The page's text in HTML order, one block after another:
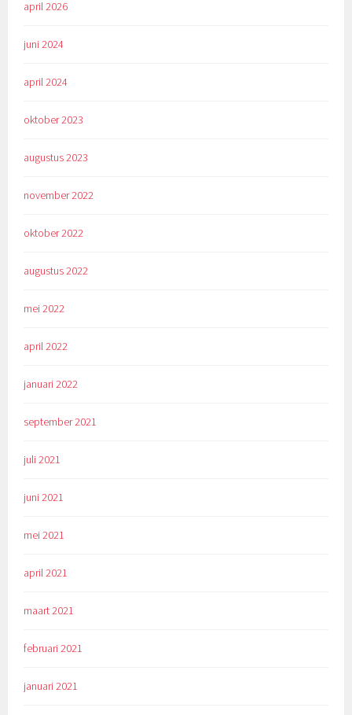
april 2026
juni 2024
april 2024
oktober 2023
augustus 2023
november 2022
oktober 2022
augustus 2022
mei 2022
april 2022
januari 2022
september 2021
juli 2021
juni 2021
mei 2021
april 2021
maart 2021
februari 2021
januari 2021